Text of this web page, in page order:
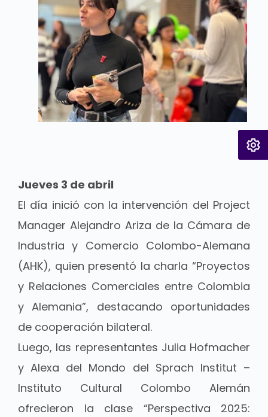
Jueves 3 de abril
El día inició con la intervención del Project
Manager Alejandro Ariza de la Cámara de
Industria y Comercio Colombo-Alemana
(AHK), quien presentó la charla “Proyectos
y Relaciones Comerciales entre Colombia
y Alemania”, destacando oportunidades
de cooperación bilateral.
Luego, las representantes Julia Hofmacher
y Alexa del Mondo del Sprach Institut –
Instituto Cultural Colombo Alemán
ofrecieron la clase “Perspectiva 2025: